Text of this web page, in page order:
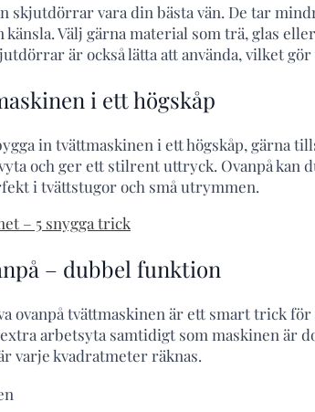
skjutdörrar vara din bästa vän. De tar
Välj gärna material som trä, glas
är också lätta att använda, vilket
i ett högskåp
in tvättmaskinen i ett högskåp, gärna
och ger ett stilrent uttryck. Ovanpå kan
i tvättstugor och små utrymmen.
– 5 snygga trick
– dubbel funktion
ovanpå tvättmaskinen är ett smart trick
arbetsyta samtidigt som maskinen är
varje kvadratmeter räknas.